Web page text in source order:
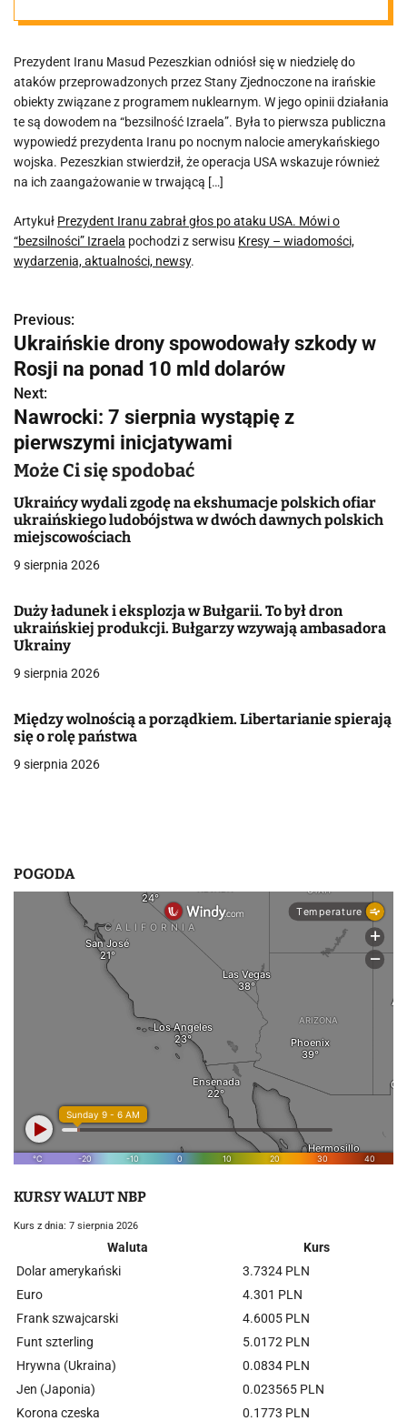
“bezsilności”
Izraela
Prezydent Iranu Masud Pezeszkian odniósł się w niedzielę do
ataków przeprowadzonych przez Stany Zjednoczone na irańskie
obiekty związane z programem nuklearnym. W jego opinii działania
te są dowodem na “bezsilność Izraela”. Była to pierwsza publiczna
wypowiedź prezydenta Iranu po nocnym nalocie amerykańskiego
wojska. Pezeszkian stwierdził, że operacja USA wskazuje również
na ich zaangażowanie w trwającą […]
Artykuł Prezydent Iranu zabrał głos po ataku USA. Mówi o
“bezsilności” Izraela pochodzi z serwisu Kresy – wiadomości,
wydarzenia, aktualności, newsy.
N
a
w
i
g
a
c
j
a
w
p
s
u
Previous:
Ukraińskie drony spowodowały szkody w
Rosji na ponad 10 mld dolarów
Next:
Nawrocki: 7 sierpnia wystąpię z
pierwszymi inicjatywami
Może Ci się spodobać
Ukraińcy wydali zgodę na ekshumacje polskich ofiar
ukraińskiego ludobójstwa w dwóch dawnych polskich
miejscowościach
9 sierpnia 2026
Duży ładunek i eksplozja w Bułgarii. To był dron
ukraińskiej produkcji. Bułgarzy wzywają ambasadora
Ukrainy
9 sierpnia 2026
Między wolnością a porządkiem. Libertarianie spierają
się o rolę państwa
9 sierpnia 2026
POGODA
KURSY WALUT NBP
Kurs z dnia: 7 sierpnia 2026
Waluta
Kurs
Dolar amerykański
3.7324 PLN
Euro
4.301 PLN
Frank szwajcarski
4.6005 PLN
Funt szterling
5.0172 PLN
Hrywna (Ukraina)
0.0834 PLN
Jen (Japonia)
0.023565 PLN
Korona czeska
0.1773 PLN